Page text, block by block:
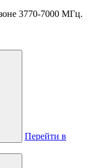
3770-7000 МГц.
Перейти в